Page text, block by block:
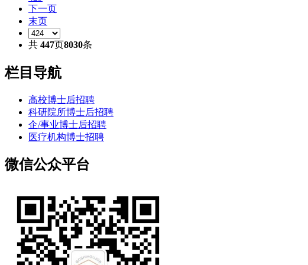
下一页
末页
共 447页8030条
栏目导航
高校博士后招聘
科研院所博士后招聘
企/事业博士后招聘
医疗机构博士招聘
微信公众平台